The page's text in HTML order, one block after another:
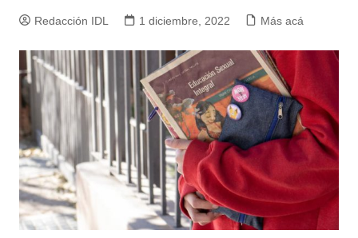
Redacción IDL 1 diciembre, 2022 Más acá